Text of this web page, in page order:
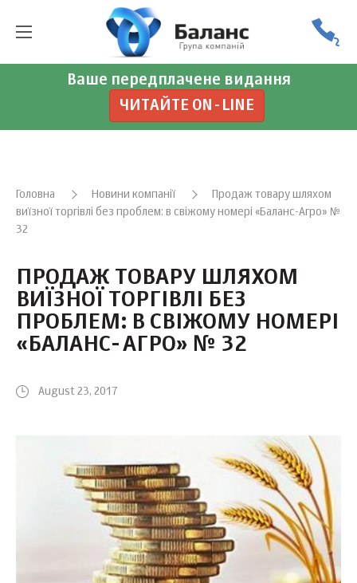
Ваше передплачене видання
ЧИТАЙТЕ ON-LINE
Головна Новини компанії
Продаж товару шляхом
виїзної торгівлі без проблем: в свіжому номері «Баланс-Агро» №
32
ПРОДАЖ ТОВАРУ ШЛЯХОМ
ВИЇЗНОЇ ТОРГІВЛІ БЕЗ
ПРОБЛЕМ: В СВІЖОМУ НОМЕРІ
«БАЛАНС-АГРО» № 32
August 23, 2017